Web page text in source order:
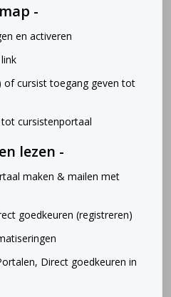
-
en activeren
of cursist toegang geven tot
cursistenportaal
lezen -
maken & mailen met
goedkeuren (registreren)
Direct goedkeuren in